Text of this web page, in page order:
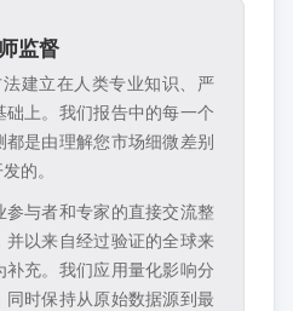
监督
建立在人类专业知识、严
上。我们报告中的每一个
是由理解您市场细微差别
的。
与者和专家的直接交流整
以来自经过验证的全球来
充。我们应用量化影响分
时保持从原始数据源到最